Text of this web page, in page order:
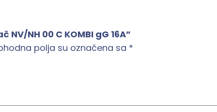
č
N
H
NH 00 C KOMBI gG 16A”
polja su označena sa *